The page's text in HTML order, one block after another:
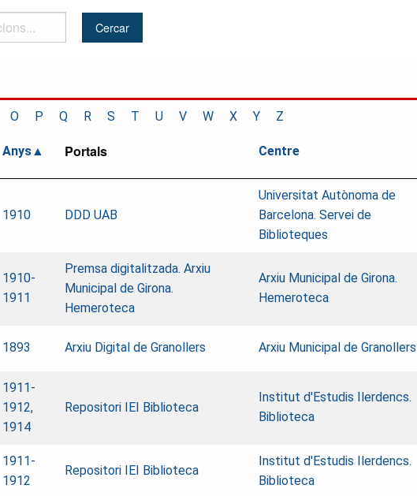
O P Q R S T U V W X Y Z
Anys Portals Centre
1910 DDD UAB
Universitat Autònoma de
Barcelona. Servei de
Biblioteques
1910-
1911
Premsa digitalitzada. Arxiu
Municipal de Girona.
Hemeroteca
Arxiu Municipal de Girona.
Hemeroteca
1893 Arxiu Digital de Granollers Arxiu Municipal de Granollers
1911-
1912,
1914
Repositori IEI Biblioteca
Institut d'Estudis Ilerdencs.
Biblioteca
1911-
1912
Repositori IEI Biblioteca
Institut d'Estudis Ilerdencs.
Biblioteca